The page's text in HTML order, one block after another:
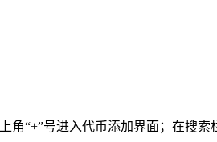
角“+”号进入代币添加界面；在搜索